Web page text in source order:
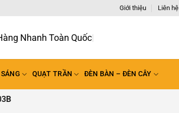
Giới thiệu Liên hệ
Nhanh Toàn Q
QUẠT TRẦN ĐÈN BÀN – ĐÈN CÂY